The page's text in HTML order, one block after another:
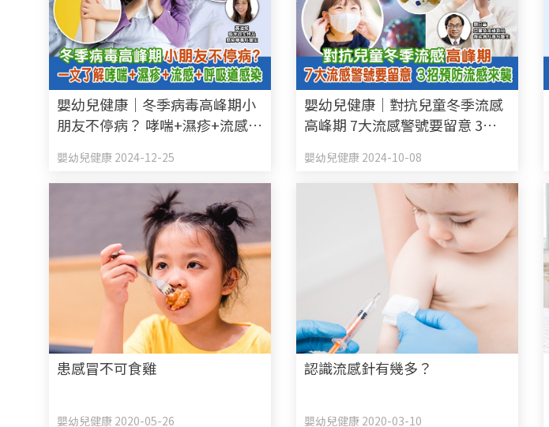
嬰幼兒健康｜冬季病毒高峰期小
朋友不停病？ 哮喘+濕疹+流感
方法+預防措施
嬰幼兒健康 2024-12-25
嬰幼兒健康｜對抗兒童冬季流感
高峰期 7大流感警號要留意 3招
嬰幼兒健康 2024-10-08
患感冒不可食雞
嬰幼兒健康 2020-05-26
認識流感針有幾多？
嬰幼兒健康 2020-03-10